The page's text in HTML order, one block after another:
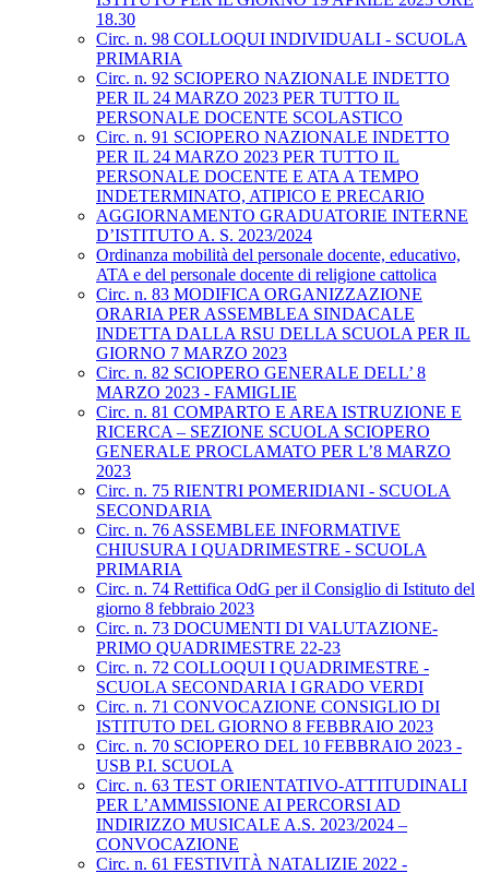
18.30
Circ. n. 98 COLLOQUI INDIVIDUALI - SCUOLA
PRIMARIA
Circ. n. 92 SCIOPERO NAZIONALE INDETTO
PER IL 24 MARZO 2023 PER TUTTO IL
PERSONALE DOCENTE SCOLASTICO
Circ. n. 91 SCIOPERO NAZIONALE INDETTO
PER IL 24 MARZO 2023 PER TUTTO IL
PERSONALE DOCENTE E ATA A TEMPO
INDETERMINATO, ATIPICO E PRECARIO
AGGIORNAMENTO GRADUATORIE INTERNE
D’ISTITUTO A. S. 2023/2024
Ordinanza mobilità del personale docente, educativo,
ATA e del personale docente di religione cattolica
Circ. n. 83 MODIFICA ORGANIZZAZIONE
ORARIA PER ASSEMBLEA SINDACALE
INDETTA DALLA RSU DELLA SCUOLA PER IL
GIORNO 7 MARZO 2023
Circ. n. 82 SCIOPERO GENERALE DELL’ 8
MARZO 2023 - FAMIGLIE
Circ. n. 81 COMPARTO E AREA ISTRUZIONE E
RICERCA – SEZIONE SCUOLA SCIOPERO
GENERALE PROCLAMATO PER L’8 MARZO
2023
Circ. n. 75 RIENTRI POMERIDIANI - SCUOLA
SECONDARIA
Circ. n. 76 ASSEMBLEE INFORMATIVE
CHIUSURA I QUADRIMESTRE - SCUOLA
PRIMARIA
Circ. n. 74 Rettifica OdG per il Consiglio di Istituto del
giorno 8 febbraio 2023
Circ. n. 73 DOCUMENTI DI VALUTAZIONE-
PRIMO QUADRIMESTRE 22-23
Circ. n. 72 COLLOQUI I QUADRIMESTRE -
SCUOLA SECONDARIA I GRADO VERDI
Circ. n. 71 CONVOCAZIONE CONSIGLIO DI
ISTITUTO DEL GIORNO 8 FEBBRAIO 2023
Circ. n. 70 SCIOPERO DEL 10 FEBBRAIO 2023 -
USB P.I. SCUOLA
Circ. n. 63 TEST ORIENTATIVO-ATTITUDINALI
PER L’AMMISSIONE AI PERCORSI AD
INDIRIZZO MUSICALE A.S. 2023/2024 –
CONVOCAZIONE
Circ. n. 61 FESTIVITÀ NATALIZIE 2022 -